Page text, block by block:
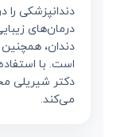
دندانپزشکی
درمان‌های
دندان،
است. با
دکتر شیریلی
می‌کند.